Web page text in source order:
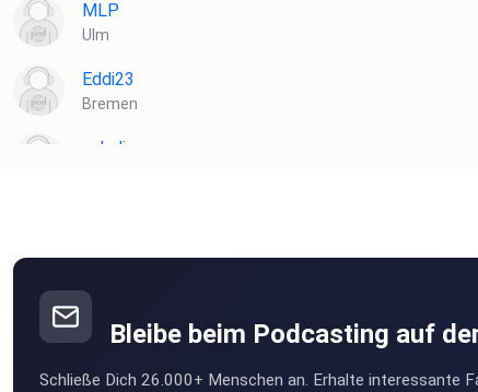
MLP
Ulm
Eddi23
Bremen
salydi
iuq0h6yo
Freital
Bleibe beim Podcasting auf
Schließe Dich 26.000+ Menschen an. Erhalte interessante